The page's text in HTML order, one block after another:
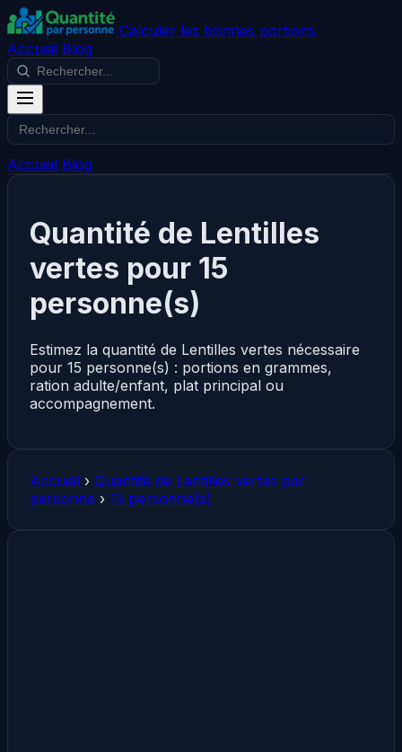
Calculer les bonnes portions
Accueil Blog
Accueil Blog
Quantité de Lentilles
vertes pour 15
personne(s)
Estimez la quantité de Lentilles vertes nécessaire
pour 15 personne(s) : portions en grammes,
ration adulte/enfant, plat principal ou
accompagnement.
Accueil › Quantité de Lentilles vertes par
personne › 15 personne(s)